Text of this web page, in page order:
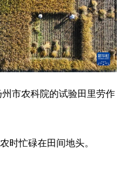
图片 政务
金融 汽车
信息化 数字经济
市农科院的试验田里劳作
忙碌在田间地头。